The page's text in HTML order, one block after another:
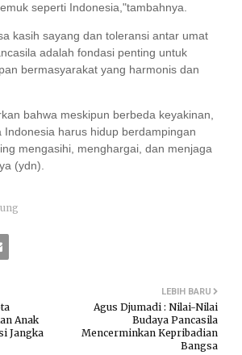
seperti Indonesia,"tambahnya.
kasih sayang dan toleransi antar umat
adalah fondasi penting untuk
bermasyarakat yang harmonis dan
bahwa meskipun berbeda keyakinan,
Indonesia harus hidup berdampingan
mengasihi, menghargai, dan menjaga
(ydn).
LEBIH BARU
Agus Djumadi : Nilai-Nilai
Budaya Pancasila
Mencerminkan Kepribadian
Bangsa
Anak
Jangka